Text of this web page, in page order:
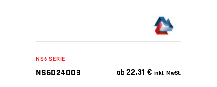
NS6 SERIE
NS6D24008 ab 22,31€ inkl. MwSt.